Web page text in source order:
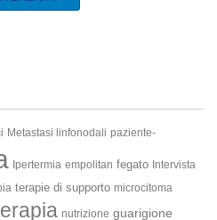
Metastasi linfonodali paziente-
Ipertermia empolitan fegato Intervista
terapie di supporto microcitoma
nutrizione guarigione